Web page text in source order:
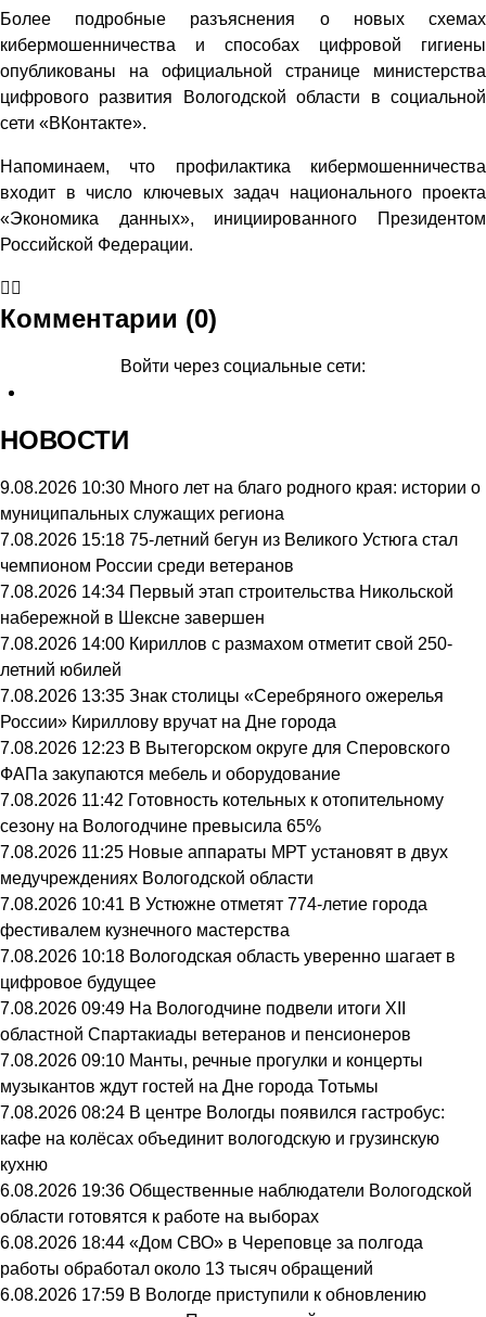
Более подробные разъяснения о новых схемах
кибермошенничества и способах цифровой гигиены
опубликованы на официальной странице министерства
цифрового развития Вологодской области в социальной
сети «ВКонтакте».
Напоминаем, что профилактика кибермошенничества
входит в число ключевых задач национального проекта
«Экономика данных», инициированного Президентом
Российской Федерации.
Комментарии (0)
Войти через социальные сети:
НОВОСТИ
9.08.2026 10:30 Много лет на благо родного края: истории о
муниципальных служащих региона
7.08.2026 15:18 75-летний бегун из Великого Устюга стал
чемпионом России среди ветеранов
7.08.2026 14:34 Первый этап строительства Никольской
набережной в Шексне завершен
7.08.2026 14:00 Кириллов с размахом отметит свой 250-
летний юбилей
7.08.2026 13:35 Знак столицы «Серебряного ожерелья
России» Кириллову вручат на Дне города
7.08.2026 12:23 В Вытегорском округе для Сперовского
ФАПа закупаются мебель и оборудование
7.08.2026 11:42 Готовность котельных к отопительному
сезону на Вологодчине превысила 65%
7.08.2026 11:25 Новые аппараты МРТ установят в двух
медучреждениях Вологодской области
7.08.2026 10:41 В Устюжне отметят 774-летие города
фестивалем кузнечного мастерства
7.08.2026 10:18 Вологодская область уверенно шагает в
цифровое будущее
7.08.2026 09:49 На Вологодчине подвели итоги XII
областной Спартакиады ветеранов и пенсионеров
7.08.2026 09:10 Манты, речные прогулки и концерты
музыкантов ждут гостей на Дне города Тотьмы
7.08.2026 08:24 В центре Вологды появился гастробус:
кафе на колёсах объединит вологодскую и грузинскую
кухню
6.08.2026 19:36 Общественные наблюдатели Вологодской
области готовятся к работе на выборах
6.08.2026 18:44 «Дом СВО» в Череповце за полгода
работы обработал около 13 тысяч обращений
6.08.2026 17:59 В Вологде приступили к обновлению